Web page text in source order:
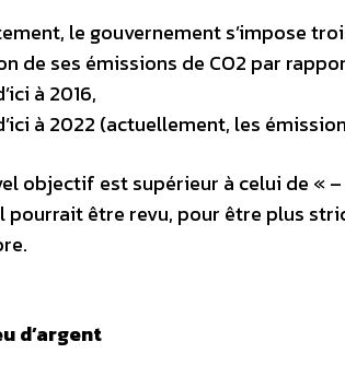
le gouvernement s’impose
de ses émissions de CO2 par
à 2016,
à 2022 (actuellement, les
objectif est supérieur à celui de «
pourrait être revu, pour être plus
d’argent